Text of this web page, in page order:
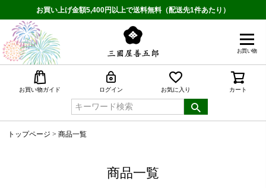
お買い上げ金額5,400円以上で送料無料（配送先1件あたり）
お買い物
お買い物ガイド ログイン お気に入り カート
トップページ 商品一覧
商品一覧
予約商品
予約商品のみを表示
並び順
新着順
登録順
価格が安い順
価格が高い順
優先度順
レビュー順
検索